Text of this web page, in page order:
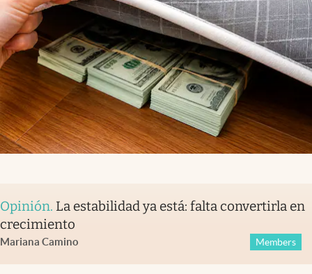
Opinión. La estabilidad ya está: falta convertirla en
crecimiento
Mariana Camino Members